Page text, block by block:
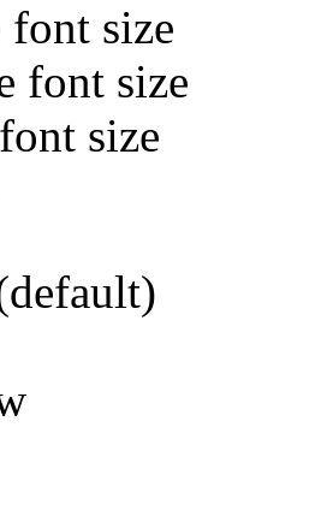
font size
font size
size